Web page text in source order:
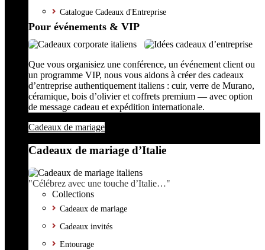
Catalogue Cadeaux d'Entreprise
Pour événements & VIP
Que vous organisiez une conférence, un événement client ou
un programme VIP, nous vous aidons à créer des cadeaux
d’entreprise authentiquement italiens : cuir, verre de Murano,
céramique, bois d’olivier et coffrets premium — avec option
de message cadeau et expédition internationale.
Cadeaux de mariage
Cadeaux de mariage d’Italie
"Célébrez avec une touche d’Italie…"
Collections
Cadeaux de mariage
Cadeaux invités
Entourage